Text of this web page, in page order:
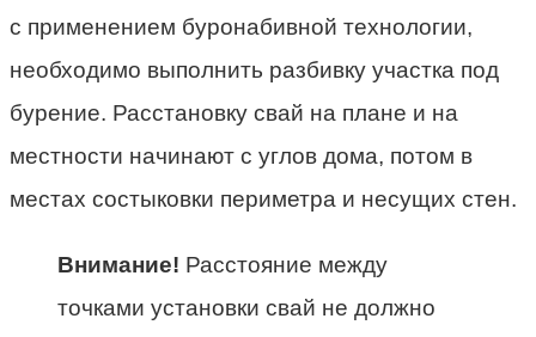
с применением буронабивной технологии,
необходимо выполнить разбивку участка под
бурение. Расстановку свай на плане и на
местности начинают с углов дома, потом в
местах состыковки периметра и несущих стен.
Внимание! Расстояние между
точками установки свай не должно